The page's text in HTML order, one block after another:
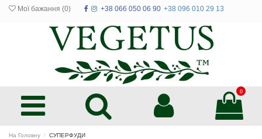
Мої бажання (0) +38 066 050 06 90 +38 096 010 29 13
0
На Головну СУПЕРФУДИ